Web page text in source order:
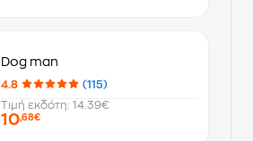
Dog man
4.8
(115)
Τιμή εκδότη: 14.39€
10,68€